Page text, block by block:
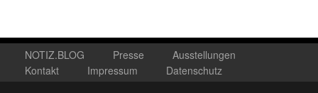
NOTIZ.BLOG Presse
Ausstellungen
Kontakt
Impressum Datenschutz